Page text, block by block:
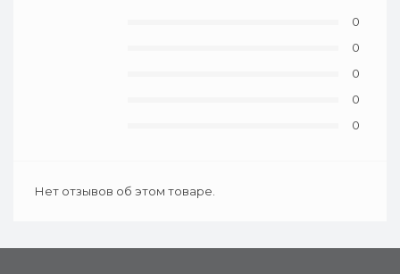
0
0
0
0
0
Нет отзывов об этом товаре.